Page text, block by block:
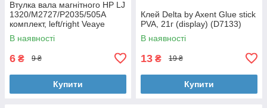
Втулка вала магнітного HP LJ
1320/M2727/P2035/505A
комплект, left/right Veaye
(BSHMR-505U-VE)
В наявності
6 ₴ 9 ₴
Купити
Клей Delta by Axent Glue stick
PVA, 21г (display) (D7133)
В наявності
13 ₴ 19 ₴
Купити